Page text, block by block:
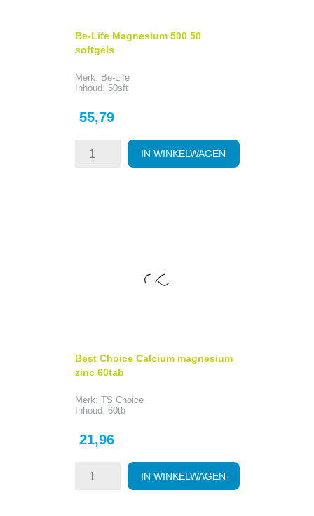
Be-Life Magnesium 500 50
softgels
Merk: Be-Life
Inhoud: 50sft
Prijs
55,79
IN WINKELWAGEN
Best Choice Calcium magnesium
zinc 60tab
Merk: TS Choice
Inhoud: 60tb
Prijs
21,96
IN WINKELWAGEN